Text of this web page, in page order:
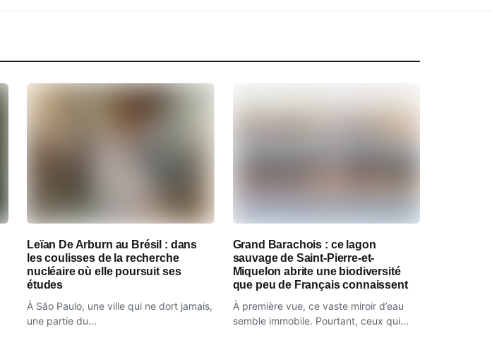
Leïan De Arburn au Brésil : dans
les coulisses de la recherche
nucléaire où elle poursuit ses
études
À São Paulo, une ville qui ne dort jamais,
une partie du...
Grand Barachois : ce lagon
sauvage de Saint-Pierre-et-
Miquelon abrite une biodiversité
que peu de Français connaissent
À première vue, ce vaste miroir d’eau
semble immobile. Pourtant, ceux qui...